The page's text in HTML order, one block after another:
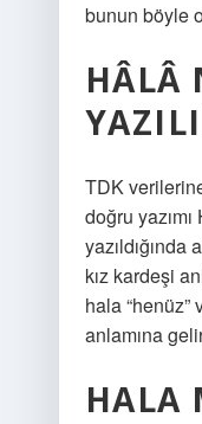
bunun böyle
HÂLÂ
TDK
doğru yazımı
yazıldığında
kız kardeşi
hala “henüz”
anlamına
HALA